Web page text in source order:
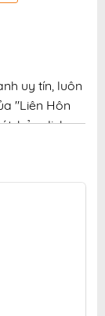
uy tín, luôn
"Liên Hôn
bản dịch
trải nghiệm
phí cho